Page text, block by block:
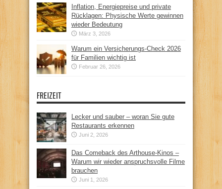
Inflation, Energiepreise und private
Rücklagen: Physische Werte gewinnen
wieder Bedeutung
März 3, 2026
Warum ein Versicherungs-Check 2026
für Familien wichtig ist
Februar 26, 2026
FREIZEIT
Lecker und sauber – woran Sie gute
Restaurants erkennen
Juni 2, 2026
Das Comeback des Arthouse-Kinos –
Warum wir wieder anspruchsvolle Filme
brauchen
Juni 1, 2026